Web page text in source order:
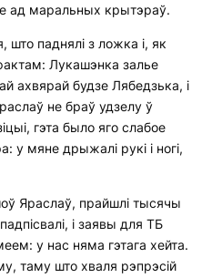
ад маральных крытэраў.
што паднялі з ложка і, як
Лукашэнка залье
ахвярай будзе Лябедзька, і
не браў удзелу ў
гэта было яго слабое
мяне дрыжалі рукі і ногі,
Яраслаў, прайшлі тысячы
і заявы для ТБ
у нас няма гэтага хейта.
таму што хваля рэпрэсій